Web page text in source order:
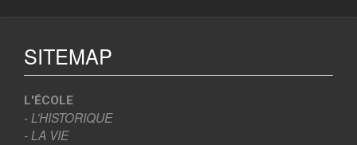
SITEMAP
L'ÉCOLE
- L’HISTORIQUE
- LA VIE